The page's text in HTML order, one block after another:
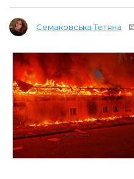
Семаковська Тетяна